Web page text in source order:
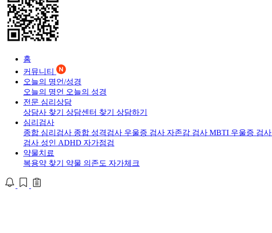
홈
커뮤니티
오늘의 명언/성경
오늘의 명언 오늘의 성경
전문 심리상담
상담사 찾기 상담센터 찾기 상담하기
심리검사
종합 심리검사 종합 성격검사 우울증 검사 자존감 검사 MBTI 우울증 검사
검사 성인 ADHD 자가점검
약물치료
복용약 찾기 약물 의존도 자가체크